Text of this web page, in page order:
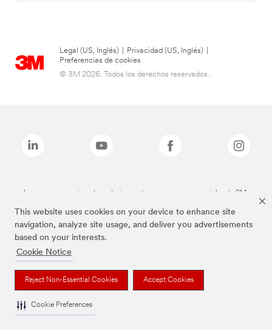
This website uses cookies on your device to enhance site
navigation, analyze site usage, and deliver you advertisements
based on your interests.
Cookie Notice
Reject Non-Essential Cookies Accept Cookies
Cookie Preferences
Legal (US, Inglés) Privacidad (US, Inglés)
Preferencias de cookies
© 3M 2026. Todos los derechos reservados..
Las marcas mencionadas anteriormente son marcas comerciales de 3M.